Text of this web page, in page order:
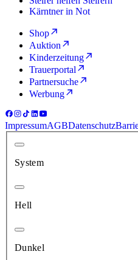
Kärntner in Not
Shop
Auktion
Kinderzeitung
Trauerportal
Partnersuche
Werbung
ImpressumAGBDatenschutz
System
Hell
Dunkel